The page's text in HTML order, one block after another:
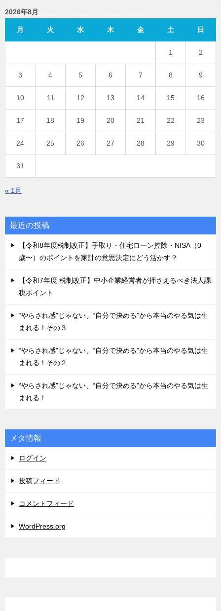
2026年8月
月 火 水 木 金 土 日
1 2
3 4 5 6 7 8 9
10 11 12 13 14 15 16
17 18 19 20 21 22 23
24 25 26 27 28 29 30
31
« 1月
最近の投稿
【令和8年度税制改正】手取り・住宅ローン控除・NISA（0
歳〜）のポイントを家計の意思決定にどう活かす？
【令和7年度 税制改正】中小企業経営者が押さえるべき法人課
税ポイント
“やらされ感”じゃない、“自分で決める”から本当のやる気は生
まれる！その３
“やらされ感”じゃない、“自分で決める”から本当のやる気は生
まれる！その２
“やらされ感”じゃない、“自分で決める”から本当のやる気は生
まれる！
メタ情報
ログイン
投稿フィード
コメントフィード
WordPress.org